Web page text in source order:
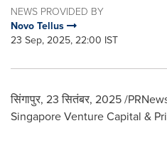
NEWS PROVIDED BY
Novo Tellus
23 Sep, 2025, 22:00 IST
सिंगापुर, 23 सितंबर, 2025/
Singapore Venture Capital &